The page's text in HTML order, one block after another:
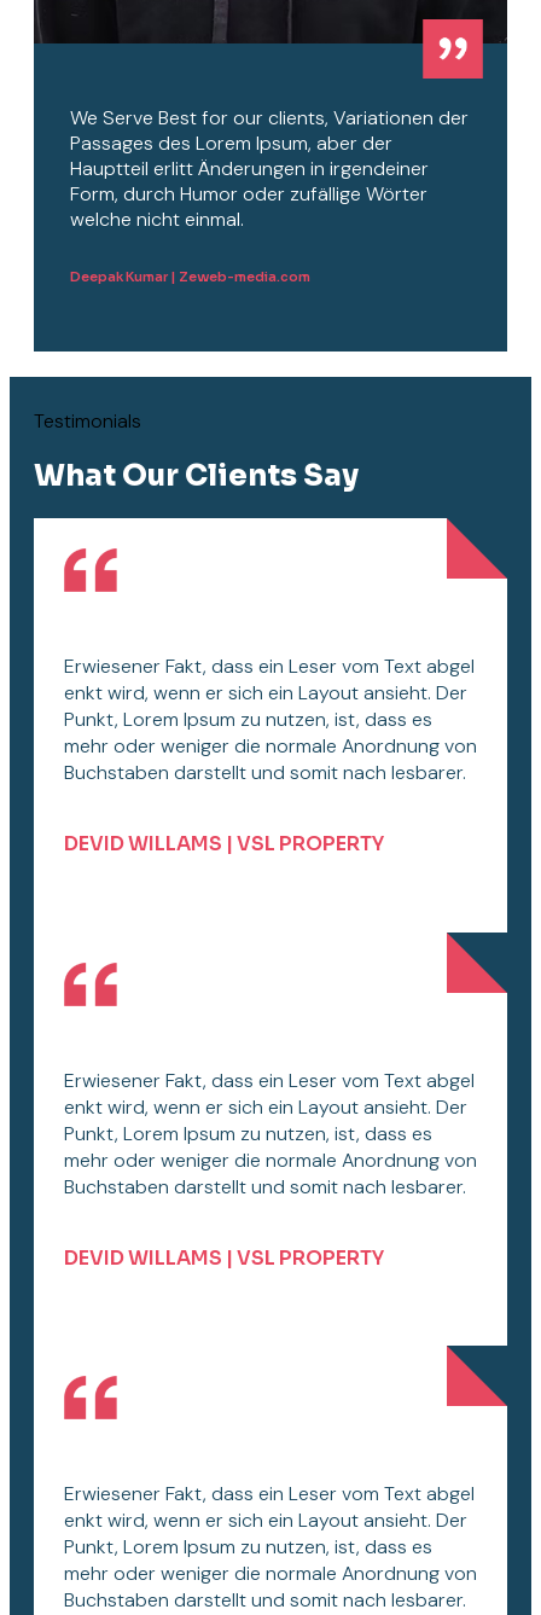
We Serve Best for our clients, Variationen der
Passages des Lorem Ipsum, aber der
Hauptteil erlitt Änderungen in irgendeiner
Form, durch Humor oder zufällige Wörter
welche nicht einmal.
Deepak Kumar | Zeweb-media.com
Testimonials
What Our Clients Say
Erwiesener Fakt, dass ein Leser vom Text abgel
enkt wird, wenn er sich ein Layout ansieht. Der
Punkt, Lorem Ipsum zu nutzen, ist, dass es
mehr oder weniger die normale Anordnung von
Buchstaben darstellt und somit nach lesbarer.
DEVID WILLAMS | VSL PROPERTY
Erwiesener Fakt, dass ein Leser vom Text abgel
enkt wird, wenn er sich ein Layout ansieht. Der
Punkt, Lorem Ipsum zu nutzen, ist, dass es
mehr oder weniger die normale Anordnung von
Buchstaben darstellt und somit nach lesbarer.
DEVID WILLAMS | VSL PROPERTY
Erwiesener Fakt, dass ein Leser vom Text abgel
enkt wird, wenn er sich ein Layout ansieht. Der
Punkt, Lorem Ipsum zu nutzen, ist, dass es
mehr oder weniger die normale Anordnung von
Buchstaben darstellt und somit nach lesbarer.